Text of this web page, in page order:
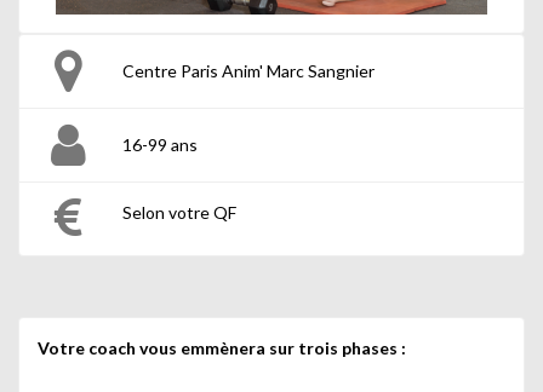
Centre Paris Anim' Marc Sangnier
16-99 ans
Selon votre QF
Votre coach vous emmènera sur trois phases :